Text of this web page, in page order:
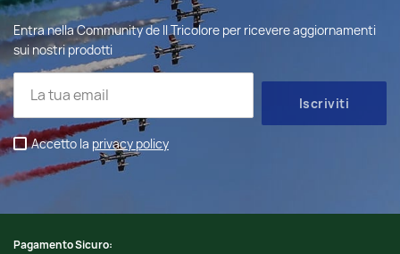
Entra nella Community de Il Tricolore per ricevere aggiornamenti
sui nostri prodotti
Accetto la privacy policy
Pagamento Sicuro: